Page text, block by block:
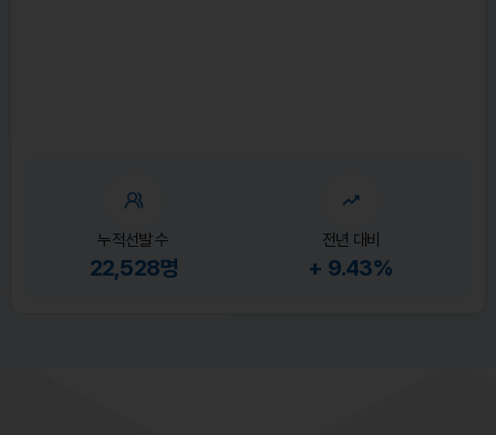
누적선발 수
22,528명
전년 대비
+ 9.43%